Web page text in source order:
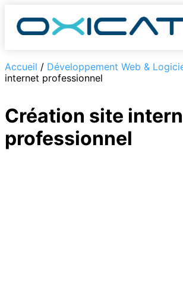
Accueil / Développement Web &
internet professionnel
Création site
professionnel